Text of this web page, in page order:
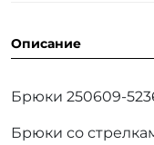
Описание
Брюки 250609-
Брюки со